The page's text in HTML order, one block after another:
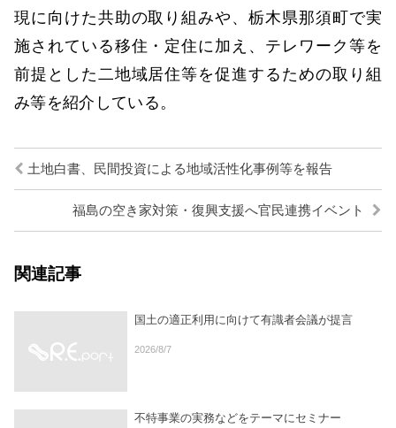
現に向けた共助の取り組みや、栃木県那須町で実
施されている移住・定住に加え、テレワーク等を
前提とした二地域居住等を促進するための取り組
み等を紹介している。
土地白書、民間投資による地域活性化事例等を報告
福島の空き家対策・復興支援へ官民連携イベント
関連記事
国土の適正利用に向けて有識者会議が提言
2026/8/7
不特事業の実務などをテーマにセミナー